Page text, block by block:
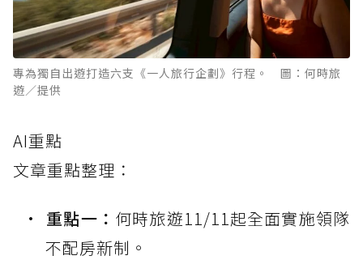
專為獨自出遊打造六支《一人旅行企劃》行程。 圖：何時旅
遊／提供
AI重點
文章重點整理：
重點一： 何時旅遊11/11起全面實施領隊
不配房新制。